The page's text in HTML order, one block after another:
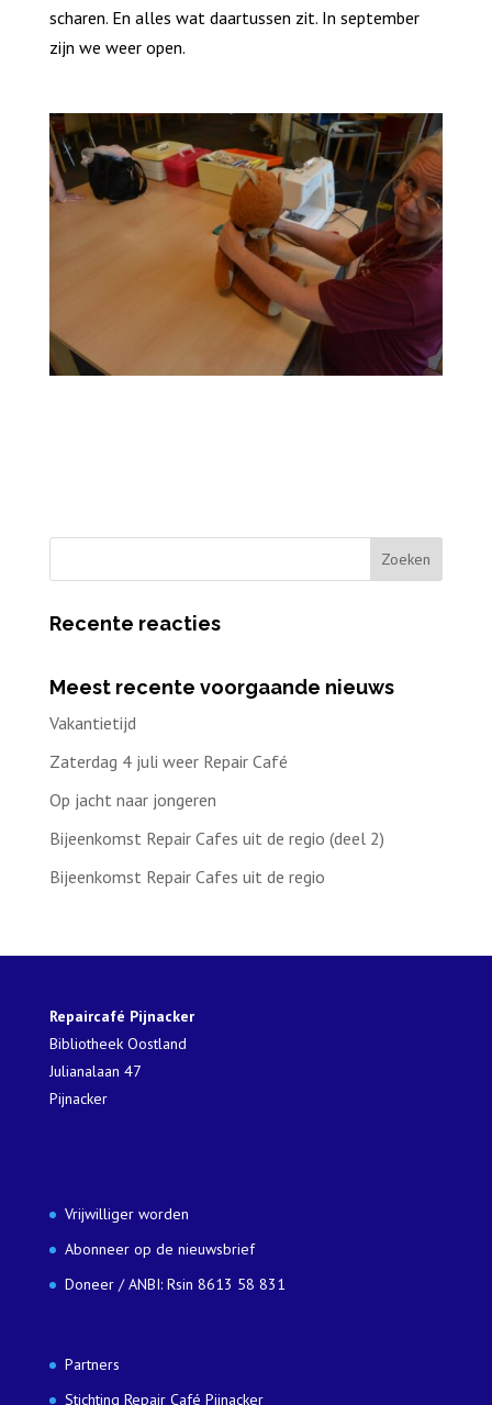
scharen. En alles wat daartussen zit. In september
zijn we weer open.
Recente reacties
Meest recente voorgaande nieuws
Vakantietijd
Zaterdag 4 juli weer Repair Café
Op jacht naar jongeren
Bijeenkomst Repair Cafes uit de regio (deel 2)
Bijeenkomst Repair Cafes uit de regio
Repaircafé Pijnacker
Bibliotheek Oostland
Julianalaan 47
Pijnacker
Vrijwilliger worden
Abonneer op de nieuwsbrief
Doneer / ANBI: Rsin 8613 58 831
Partners
Stichting Repair Café Pijnacker